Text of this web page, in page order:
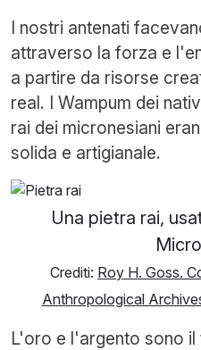
I nostri antenati
attraverso la forza e
a partire da risorse
real. I Wampum dei
rai dei micronesiani
solida e artigianale.
Una pietra rai,
Crediti: Roy H. Goss.
Anthropological
L'oro e l'argento sono